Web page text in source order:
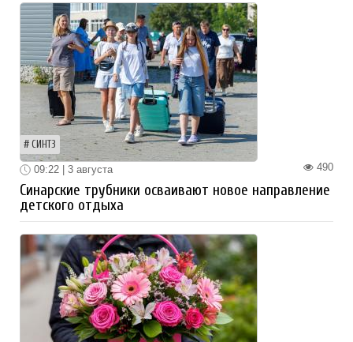
СИНТЗ
490
09:22 | 3 августа
Синарские трубники осваивают новое направление
детского отдыха